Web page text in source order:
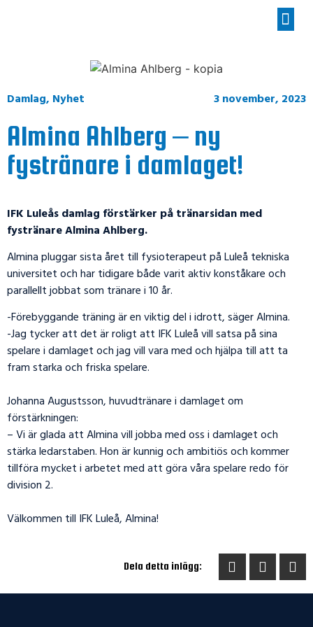
Damlag, Nyhet 3 november, 2023
Almina Ahlberg – ny
fystränare i damlaget!
IFK Luleås damlag förstärker på tränarsidan med
fystränare Almina Ahlberg.
Almina pluggar sista året till fysioterapeut på Luleå tekniska
universitet och har tidigare både varit aktiv konståkare och
parallellt jobbat som tränare i 10 år.
-Förebyggande träning är en viktig del i idrott, säger Almina.
-Jag tycker att det är roligt att IFK Luleå vill satsa på sina
spelare i damlaget och jag vill vara med och hjälpa till att ta
fram starka och friska spelare.
Johanna Augustsson, huvudtränare i damlaget om
förstärkningen:
– Vi är glada att Almina vill jobba med oss i damlaget och
stärka ledarstaben. Hon är kunnig och ambitiös och kommer
tillföra mycket i arbetet med att göra våra spelare redo för
division 2.
Välkommen till IFK Luleå, Almina!
Dela detta inlägg: